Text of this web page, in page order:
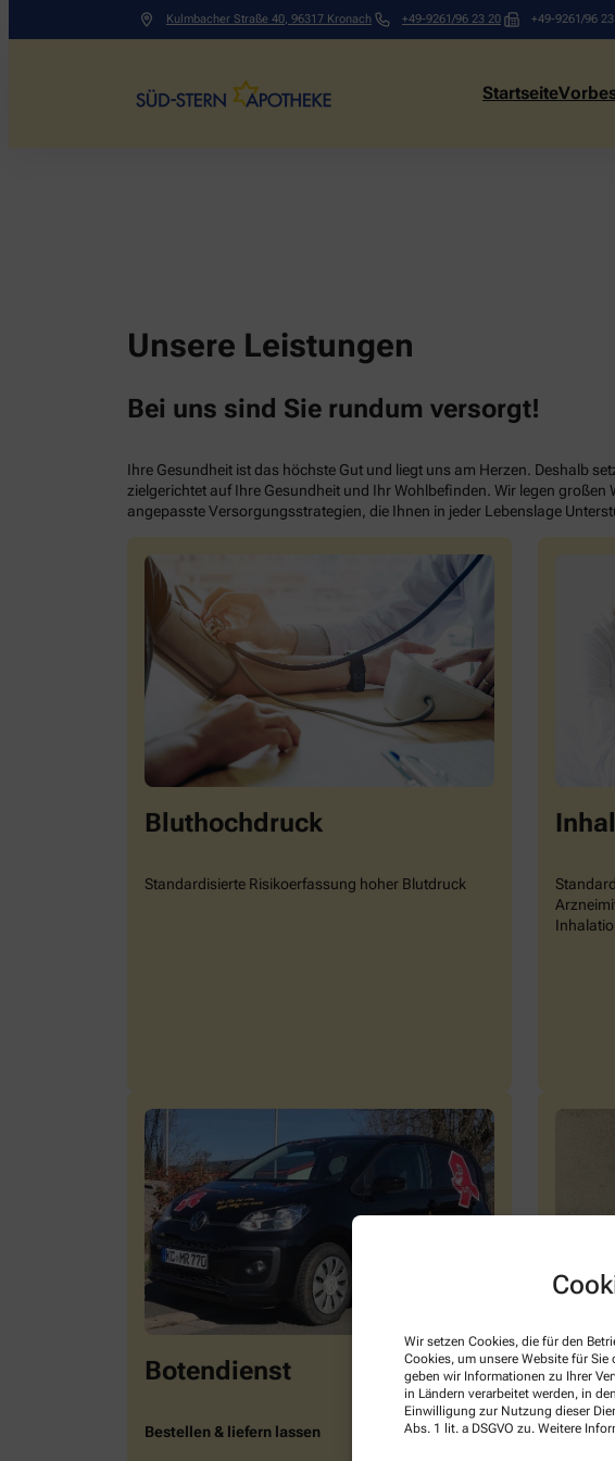
Wir setzen Cookies, die für den
Cookies, um unsere Website für
geben wir Informationen zu Ihrer
in Ländern verarbeitet werden, in
Einwilligung zur Nutzung dieser
Abs. 1 lit. a DSGVO zu. Weitere
Kulmbacher Straße 40, 96317 Kronach +49-9261/96 23 20 +49-9261/96
Startseite
Unsere Leistungen
Bei uns sind Sie rundum versorgt!
Ihre Gesundheit ist das höchste Gut und liegt uns am Herzen. Deshalb
zielgerichtet auf Ihre Gesundheit und Ihr Wohlbefinden. Wir legen
angepasste Versorgungsstrategien, die Ihnen in jeder Lebenslage
Bluthochdruck
Standardisierte Risikoerfassung hoher Blutdruck
Botendienst
Bestellen & liefern lassen Viele